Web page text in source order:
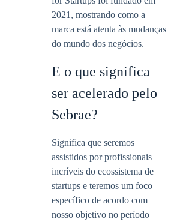
2021, mostrando como a
marca está atenta às mudanças
do mundo dos negócios.
E o que significa
ser acelerado pelo
Sebrae?
Significa que seremos
assistidos por profissionais
incríveis do ecossistema de
startups e teremos um foco
específico de acordo com
nosso objetivo no período